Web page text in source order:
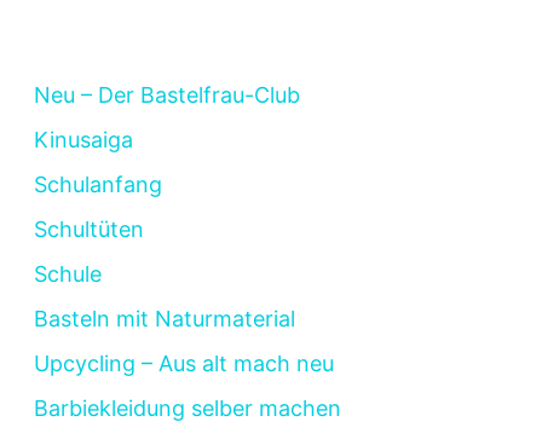
Neu – Der Bastelfrau-Club
Kinusaiga
Schulanfang
Schultüten
Schule
Basteln mit Naturmaterial
Upcycling – Aus alt mach neu
Barbiekleidung selber machen